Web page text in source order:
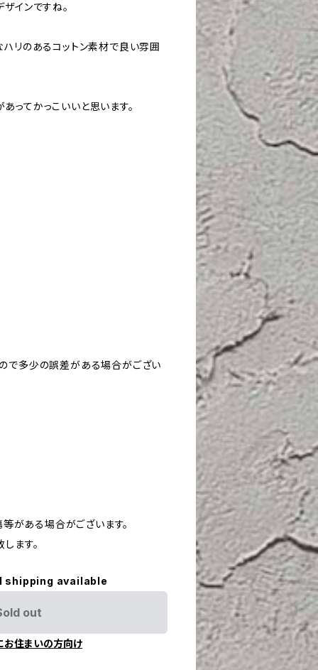
インですね。
リのあるコットン素材で良い雰囲
ってかっこいいと思います。
で多少の誤差がある場合がござい
がある場合がございます。
ます。
shipping available
out
お住まいの方向け